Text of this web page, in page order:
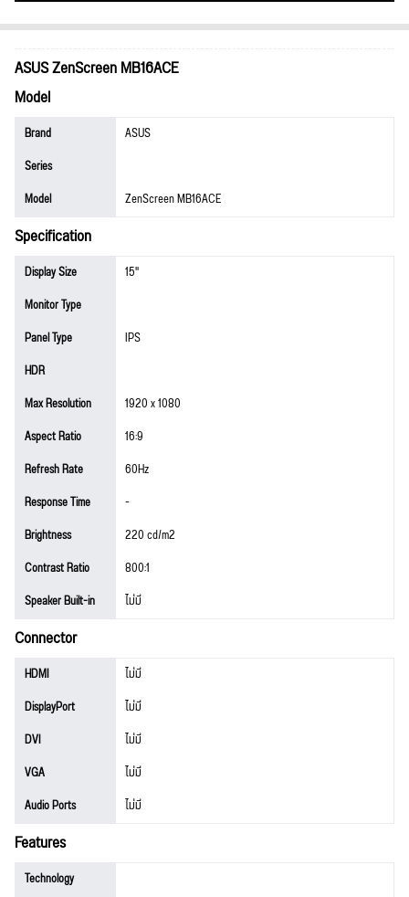
ASUS ZenScreen MB16ACE
Model
Brand
ASUS
Series
Model
ZenScreen MB16ACE
Specification
Display Size
15"
Monitor Type
Panel Type
IPS
HDR
Max Resolution
1920 x 1080
Aspect Ratio
16:9
Refresh Rate
60Hz
Response Time
-
Brightness
220 cd/m2
Contrast Ratio
800:1
Speaker Built-in
ไม่มี
Connector
HDMI
ไม่มี
DisplayPort
ไม่มี
DVI
ไม่มี
VGA
ไม่มี
Audio Ports
ไม่มี
Features
Technology